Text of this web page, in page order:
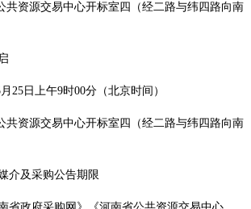
共资源交易中心开标室四（经二路与纬四路向南
月 25 日上午9时00分（北京时间）
共资源交易中心开标室四（经二路与纬四路向南
介及采购公告期限